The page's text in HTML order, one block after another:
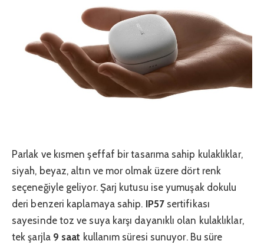
Parlak ve kısmen şeffaf bir tasarıma sahip kulaklıklar,
siyah, beyaz, altın ve mor olmak üzere dört renk
seçeneğiyle geliyor. Şarj kutusu ise yumuşak dokulu
deri benzeri kaplamaya sahip. IP57 sertifikası
sayesinde toz ve suya karşı dayanıklı olan kulaklıklar,
tek şarjla 9 saat kullanım süresi sunuyor. Bu süre